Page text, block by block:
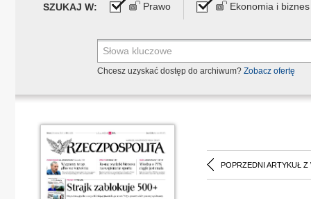
SZUKAJ W: Prawo Ekonomia i biznes
Chcesz uzyskać dostęp do archiwum? Zobacz ofertę
POPRZEDNI ARTYKUŁ Z